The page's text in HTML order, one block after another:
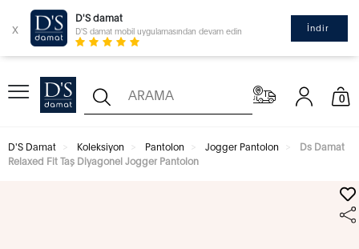
x
D'S damat
D'S damat mobil uygulamasından devam edin İndir
0
D'S Damat Koleksiyon Pantolon Jogger Pantolon
Ds Damat
Relaxed Fit Taş Diyagonel Jogger Pantolon